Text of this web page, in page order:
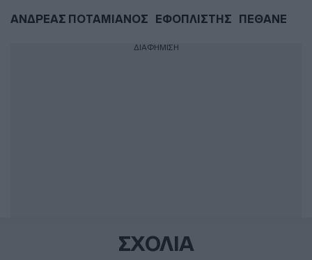
ΑΝΔΡΕΑΣ ΠΟΤΑΜΙΑΝΟΣ ΕΦΟΠΛΙΣΤΗΣ ΠΕΘΑΝΕ
ΔΙΑΦΗΜΙΣΗ
ΣΧΟΛΙΑ